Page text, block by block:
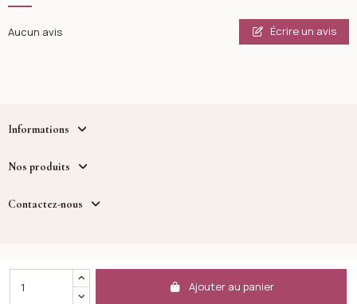
Ajouter au panier
Aucun avis Écrire un avis
Informations
Nos produits
Contactez-nous